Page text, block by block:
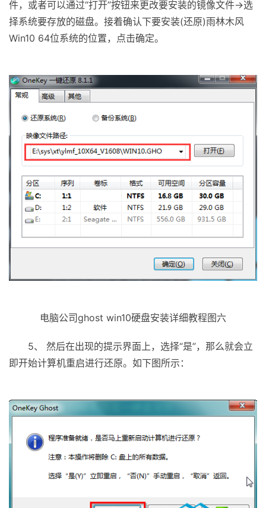
件，或者可以通过“打开”按钮来更改要安装的镜像文件→选
择系统要存放的磁盘。接着确认下要安装(还原)雨林木风
Win10 64位系统的位置，点击确定。
电脑公司ghost win10硬盘安装详细教程图六
5、 然后在出现的提示界面上，选择“是”，那么就会立
即开始计算机重启进行还原。如下图所示：